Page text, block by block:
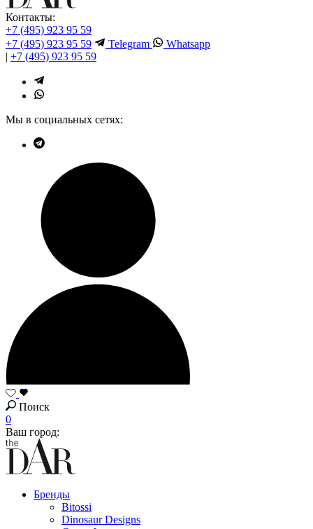
Контакты:
+7 (495) 923 95 59
+7 (495) 923 95 59
Telegram
Whatsapp
| +7 (495) 923 95 59
Мы в социальных сетях:
Поиск
0
Ваш город:
Бренды
Bitossi
Dinosaur Designs